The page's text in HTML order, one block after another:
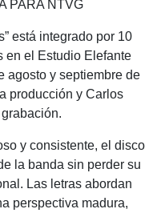
PARA NTVG
está integrado por 10
en el Estudio Elefante
agosto y septiembre de
producción y Carlos
y consistente, el disco
la banda sin perder su
Las letras abordan
perspectiva madura,